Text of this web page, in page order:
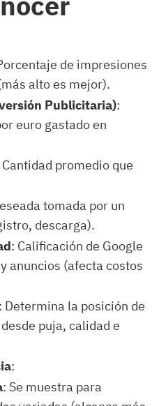
de impresiones
alto es mejor).
Publicitaria):
euro gastado en
Cantidad promedio que
tomada por un
descarga).
: Calificación de Google
anuncios (afecta costos
: Determina la posición de
puja, calidad e
:
: Se muestra para